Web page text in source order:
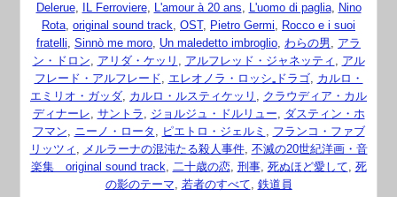
Delerue, IL Ferroviere, L'amour à 20 ans, L'uomo di paglia, Nino
Rota, original sound track, OST, Pietro Germi, Rocco e i suoi
fratelli, Sinnò me moro, Un maledetto imbroglio, わらの男 , アラ
ン・ドロン, アリダ・ケッリ , アルフレッド・ジャネッティ , アル
フレード・アルフレード, エレオノラ・ロッシ₌ドラゴ, カルロ・
エミリオ・ガッダ, カルロ・ルスティケッリ , クラウディア・カル
ディナーレ, サントラ , ジョルジュ・ドルリュー, ダスティン・ホ
フマン, ニーノ・ロータ , ピエトロ・ジェルミ , フランコ・ファブ
リッツィ , メルラーナの混沌たる殺人事件, 不滅の20世紀洋画・音
楽集 original sound track, 二十歳の恋, 刑事, 死ぬほど愛して, 死
の影のテーマ, 若者のすべて, 鉄道員